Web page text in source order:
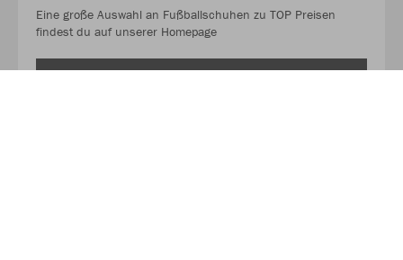
Eine große Auswahl an Fußballschuhen zu TOP Preisen
findest du auf unserer Homepage